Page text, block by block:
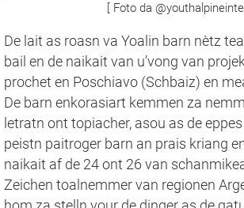
[ Foto da
De lait as roasn va Yoalin barn nètz
bail en de naikait van u’vong van
prochet en Poschiavo (Schbaiz) en
De barn enkorasiart kemmen za
letratn ont topiacher, asou as de
peistn paitroger barn an prais kriang
naikait af de 24 ont 26 van
Zeichen toalnemmer van regionen